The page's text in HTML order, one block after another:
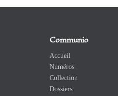
Communio
Accueil
Numéros
Collection
Dossiers